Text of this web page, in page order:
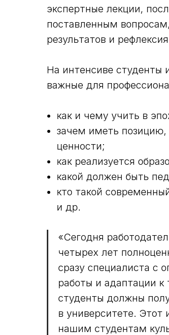
экспертные лекции,
поставленным
результатов и
На интенсиве студенты
важные для
как и чему учить в
зачем иметь позицию,
ценности;
как реализуется
какой должен быть
кто такой
и др.
«Сегодня
четырех лет
сразу специалиста с
работы и адаптации к
студенты должны
в университете. Этот
нашим студентам